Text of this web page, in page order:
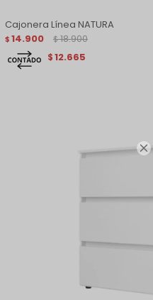

Cajonera Línea NATURA
$ 14.900 $ 18.900
$ 12.665